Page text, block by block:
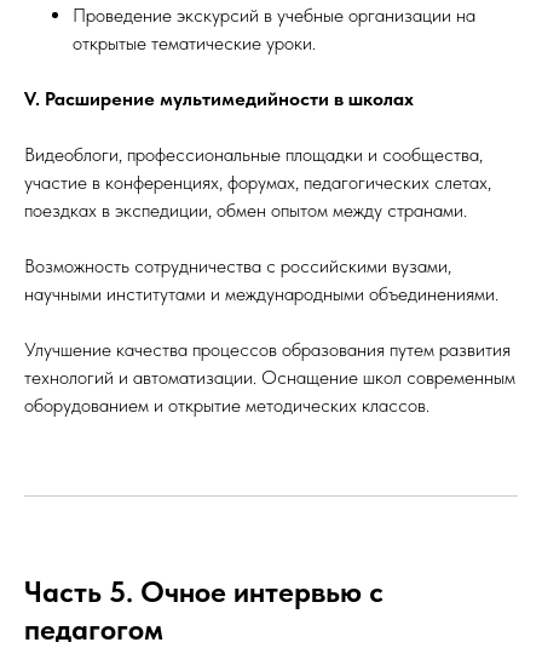
Проведение экскурсий в учебные организации на
открытые тематические уроки.
V. Расширение мультимедийности в школах
Видеоблоги, профессиональные площадки и сообщества,
участие в конференциях, форумах, педагогических слетах,
поездках в экспедиции, обмен опытом между странами.
Возможность сотрудничества с российскими вузами,
научными институтами и международными объединениями.
Улучшение качества процессов образования путем развития
технологий и автоматизации. Оснащение школ современным
оборудованием и открытие методических классов.
Часть 5. Очное интервью с
педагогом